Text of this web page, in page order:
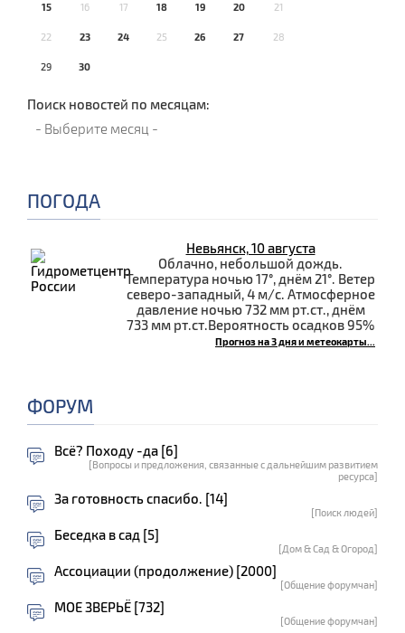
15 16 17 18 19 20 21
22 23 24 25 26 27 28
29 30
Поиск новостей по месяцам:
ПОГОДА
Невьянск, 10 августа
Облачно, небольшой дождь.
Температура ночью 17°, днём 21°. Ветер
северо-западный, 4 м/с. Атмосферное
давление ночью 732 мм рт.ст., днём
733 мм рт.ст.Вероятность осадков 95%
Прогноз на 3 дня и метеокарты...
ФОРУМ
Всё? Походу -да [6]
[Вопросы и предложения, связанные с дальнейшим развитием
ресурса]
За готовность спасибо. [14]
[Поиск людей]
Беседка в сад [5]
[Дом & Сад & Огород]
Ассоциации (продолжение) [2000]
[Общение форумчан]
МОЕ ЗВЕРЬЁ [732]
[Общение форумчан]